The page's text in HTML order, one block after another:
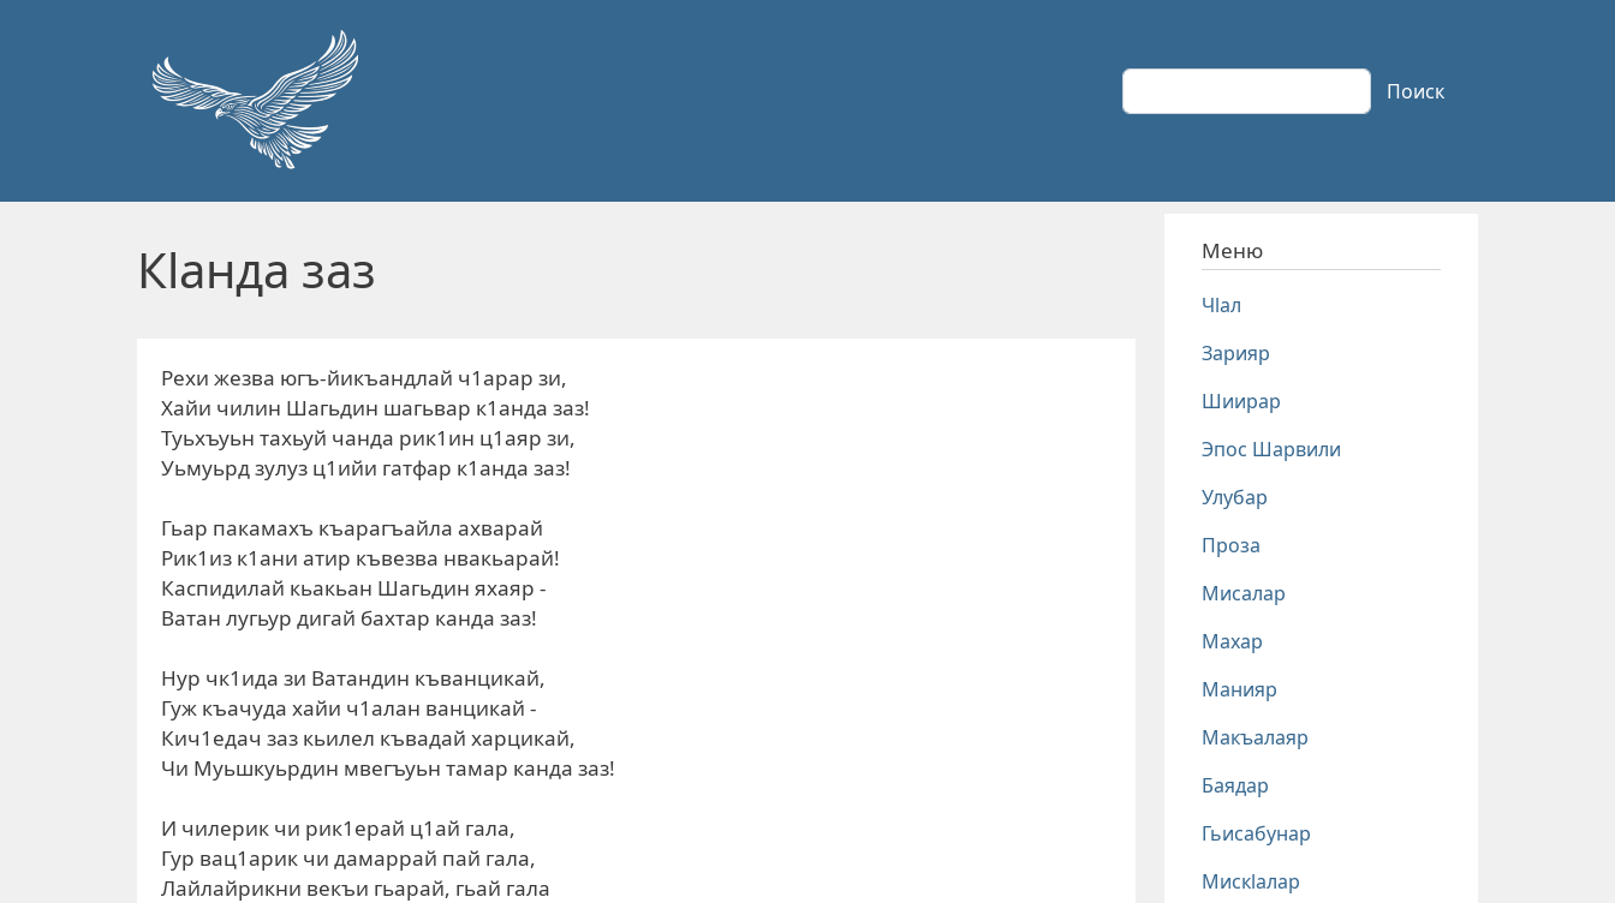
Поиск Поиск
Кlанда заз
Рехи жезва югъ-йикъандлай ч1арар зи,
Хайи чилин Шагьдин шагьвар к1анда заз!
Туьхъуьн тахьуй чанда рик1ин ц1аяр зи,
Уьмуьрд зулуз ц1ийи гатфар к1анда заз!
Гьар пакамахъ къарагъайла ахварай
Рик1из к1ани атир къвезва нвакьарай!
Каспидилай кьакьан Шагьдин яхаяр -
Ватан лугьур дигай бахтар канда заз!
Нур чк1ида зи Ватандин къванцикай,
Гуж къачуда хайи ч1алан ванцикай -
Кич1едач заз кьилел къвадай харцикай,
Чи Муьшкуьрдин мвегъуьн тамар канда заз!
И чилерик чи рик1ерай ц1ай гала,
Гур вац1арик чи дамаррай пай гала,
Лайлайрикни векъи гьарай, гьай гала
Меню
Чlал
Зарияр
Шиирар
Эпос Шарвили
Улубар
Проза
Мисалар
Махар
Манияр
Макъалаяр
Баядар
Гьисабунар
Мискlалар